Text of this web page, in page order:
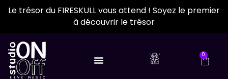
Le trésor du FIRESKULL vous attend ! Soyez le premier
à découvrir le trésor
0